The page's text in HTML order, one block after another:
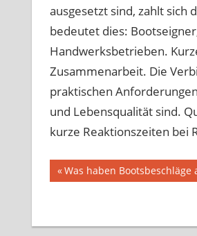
ausgesetzt sind, zahlt sich
bedeutet dies:
Handwerksbetrieben.
Zusammenarbeit. Die
praktischen
und Lebensqualität sind.
kurze Reaktionszeiten bei
Vorheriger
Was haben